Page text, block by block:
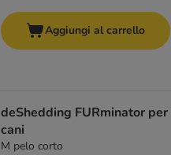
Aggiungi al carrello
deShedding FURminator per
cani
M pelo corto